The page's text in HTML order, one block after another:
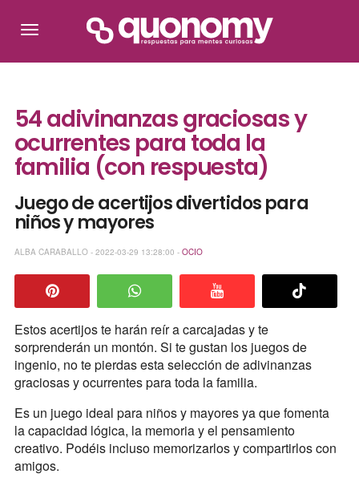
54 adivinanzas graciosas y
ocurrentes para toda la
familia (con respuesta)
Juego de acertijos divertidos para
niños y mayores
ALBA CARABALLO - 2022-03-29 13:28:00 - OCIO
Estos acertijos te harán reír a carcajadas y te
sorprenderán un montón. Si te gustan los juegos de
ingenio, no te pierdas esta selección de adivinanzas
graciosas y ocurrentes para toda la familia.
Es un juego ideal para niños y mayores ya que fomenta
la capacidad lógica, la memoria y el pensamiento
creativo. Podéis incluso memorizarlos y compartirlos con
amigos.